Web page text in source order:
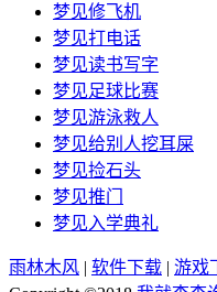
梦见修飞机
梦见打电话
梦见读书写字
梦见足球比赛
梦见游泳救人
梦见给别人挖耳屎
梦见捡石头
梦见推门
梦见入学典礼
雨林木风 | 软件下载 | 游戏